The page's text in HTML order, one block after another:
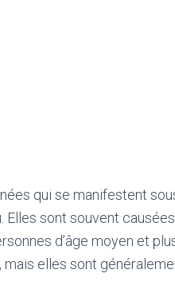
qui se manifestent
Elles sont souvent
d’âge moyen et
elles sont